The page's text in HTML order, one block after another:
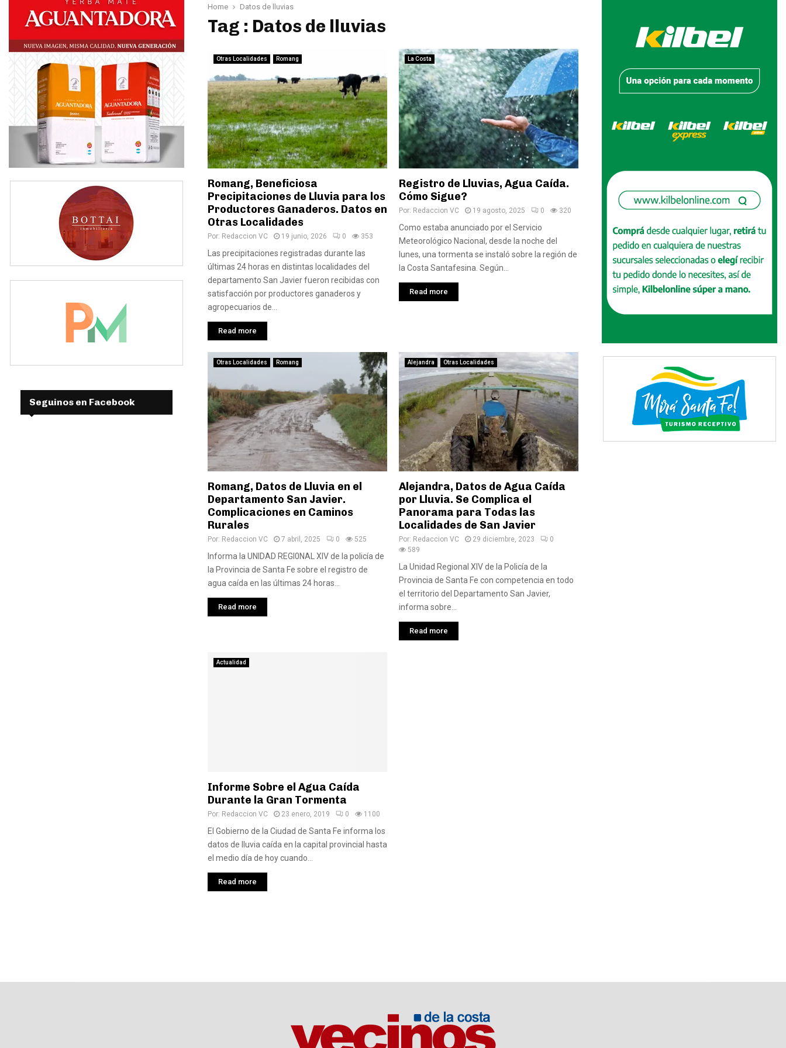
Home Datos de lluvias
Tag : Datos de lluvias
Otras Localidades Romang
Romang, Beneficiosa
Precipitaciones de Lluvia para los
Productores Ganaderos. Datos en
Otras Localidades
Por: Redaccion VC 19 junio, 2026 0 353
Las precipitaciones registradas durante las
últimas 24 horas en distintas localidades del
departamento San Javier fueron recibidas con
satisfacción por productores ganaderos y
agropecuarios de...
Read more
La Costa
Registro de Lluvias, Agua Caída.
Cómo Sigue?
Por: Redaccion VC 19 agosto, 2025 0 320
Como estaba anunciado por el Servicio
Meteorológico Nacional, desde la noche del
lunes, una tormenta se instaló sobre la región de
la Costa Santafesina. Según...
Read more
Otras Localidades Romang
Romang, Datos de Lluvia en el
Departamento San Javier.
Complicaciones en Caminos
Rurales
Por: Redaccion VC 7 abril, 2025 0 525
Informa la UNIDAD REGI0NAL XIV de la policía de
la Provincia de Santa Fe sobre el registro de
agua caída en las últimas 24 horas...
Read more
Alejandra Otras Localidades
Alejandra, Datos de Agua Caída
por Lluvia. Se Complica el
Panorama para Todas las
Localidades de San Javier
Por: Redaccion VC 29 diciembre, 2023
0
589
La Unidad Regional XIV de la Policía de la
Provincia de Santa Fe con competencia en todo
el territorio del Departamento San Javier,
informa sobre...
Read more
Actualidad
Informe Sobre el Agua Caída
Durante la Gran Tormenta
Por: Redaccion VC 23 enero, 2019 0 1100
El Gobierno de la Ciudad de Santa Fe informa los
datos de lluvia caída en la capital provincial hasta
el medio día de hoy cuando...
Read more
Seguinos en Facebook